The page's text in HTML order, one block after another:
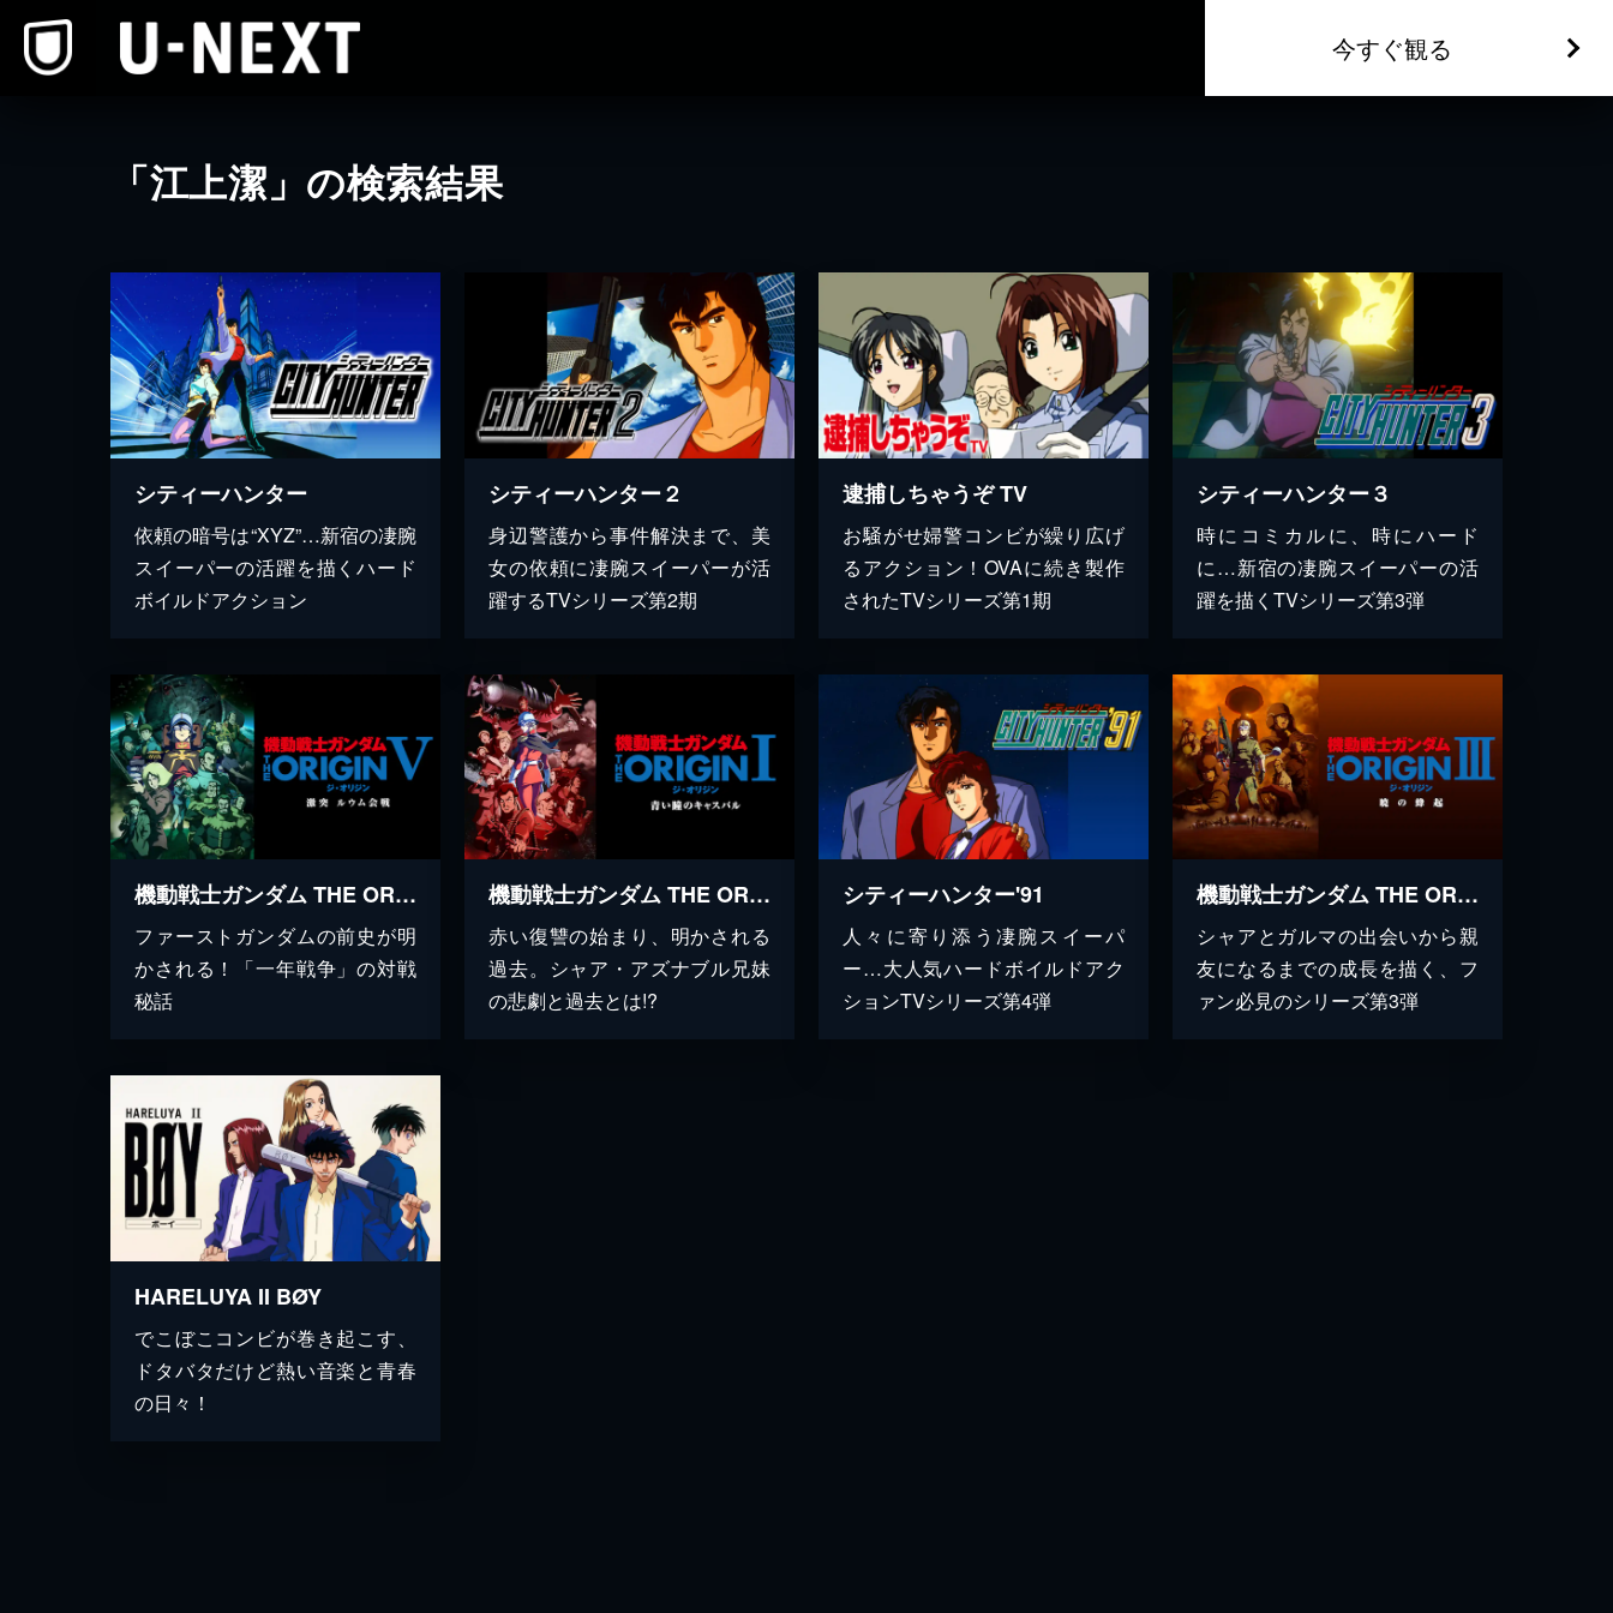
今すぐ観る
「江上潔」の検索結果
シティーハンター
依頼の暗号は“XYZ”…新宿の凄腕
スイーパーの活躍を描くハード
ボイルドアクション
シティーハンター２
身辺警護から事件解決まで、美
女の依頼に凄腕スイーパーが活
躍するTVシリーズ第2期
逮捕しちゃうぞ TV
お騒がせ婦警コンビが繰り広げ
るアクション！OVAに続き製作
されたTVシリーズ第1期
シティーハンター３
時にコミカルに、時にハード
に…新宿の凄腕スイーパーの活
躍を描くTVシリーズ第3弾
機動戦士ガンダム THE ORIGIN V 激突 ルウム会戦
ファーストガンダムの前史が明
かされる！「一年戦争」の対戦
秘話
機動戦士ガンダム THE ORIGIN シャア・セイラ編 I 青い瞳のキャスバル
赤い復讐の始まり、明かされる
過去。シャア・アズナブル兄妹
の悲劇と過去とは!?
シティーハンター'91
人々に寄り添う凄腕スイーパ
ー…大人気ハードボイルドアク
ションTVシリーズ第4弾
機動戦士ガンダム THE ORIGIN シャア・セイラ編 III 暁の蜂起
シャアとガルマの出会いから親
友になるまでの成長を描く、フ
ァン必見のシリーズ第3弾
HARELUYA II BØY
でこぼこコンビが巻き起こす、
ドタバタだけど熱い音楽と青春
の日々！